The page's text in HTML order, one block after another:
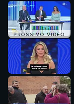
PROSSIMO VIDEO